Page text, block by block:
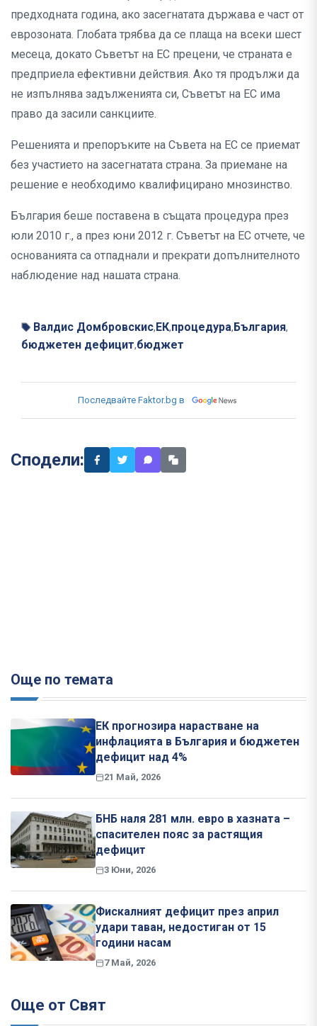
предходната година, ако засегнатата държава е част от
еврозоната. Глобата трябва да се плаща на всеки шест
месеца, докато Съветът на ЕС прецени, че страната е
предприела ефективни действия. Ако тя продължи да
не изпълнява задълженията си, Съветът на ЕС има
право да засили санкциите.
Решенията и препоръките на Съвета на ЕС се приемат
без участието на засегнатата страна. За приемане на
решение е необходимо квалифицирано мнозинство.
България беше поставена в същата процедура през
юли 2010 г., а през юни 2012 г. Съветът на ЕС отчете, че
основанията са отпаднали и прекрати допълнителното
наблюдение над нашата страна.
Валдис Домбровскис, ЕК,процедура, България,
бюджетен дефицит,бюджет
Последвайте Faktor.bg в
Сподели:
Още по темата
ЕК прогнозира нарастване на
инфлацията в България и бюджетен
дефицит над 4%
21 Май, 2026
БНБ наля 281 млн. евро в хазната –
спасителен пояс за растящия
дефицит
3 Юни, 2026
Фискалният дефицит през април
удари таван, недостиган от 15
години насам
7 Май, 2026
Още от Свят